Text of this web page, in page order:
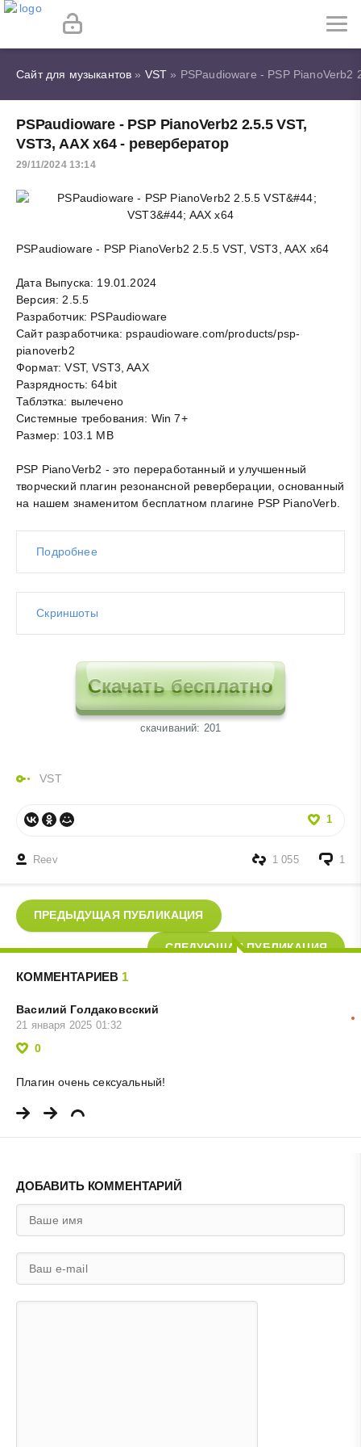
Сайт для музыкантов » VST » PSPaudioware - PSP PianoVerb2
PSPaudioware - PSP PianoVerb2 2.5.5 VST,
VST3, AAX x64 - ревербератор
29/11/2024 13:14
PSPaudioware - PSP PianoVerb2 2.5.5 VST, VST3, AAX x64
Дата Выпуска: 19.01.2024
Версия: 2.5.5
Разработчик: PSPaudioware
Сайт разработчика: pspaudioware.com/products/psp-
pianoverb2
Формат: VST, VST3, AAX
Разрядность: 64bit
Таблэтка: вылечено
Системные требования: Win 7+
Размер: 103.1 MB
PSP PianoVerb2 - это переработанный и улучшенный
творческий плагин резонансной реверберации, основанный
на нашем знаменитом бесплатном плагине PSP PianoVerb.
Подробнее
Скриншоты
Скачать бесплатно
cкачиваний: 201
VST
1
Reev 1
1 055
ПРЕДЫДУЩАЯ ПУБЛИКАЦИЯ
СЛЕДУЮЩАЯ ПУБЛИКАЦИЯ
КОММЕНТАРИЕВ 1
Василий Голдаковсский
21 января 2025 01:32
0
Плагин очень сексуальный!
ДОБАВИТЬ КОММЕНТАРИЙ